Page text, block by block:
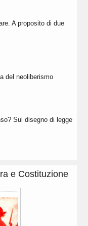
A proposito di due
del neoliberismo
Sul disegno di legge
e Costituzione